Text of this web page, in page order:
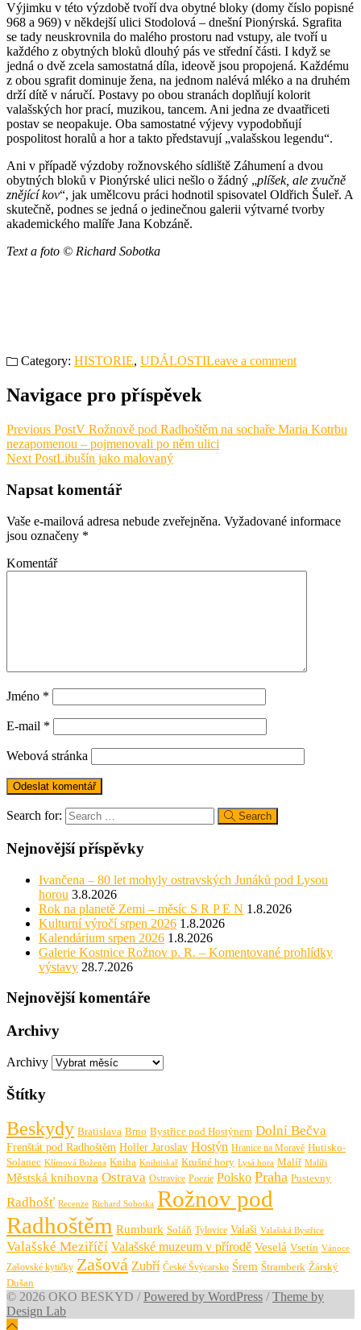
Výjimku v této výzdobě tvoří dva obytné bloky (domy číslo popisné
968 a 969) v někdejší ulici Stodolová – dnešní Pionýrská. Sgrafita
se tady neuskrovnila do malého prostoru nad vstupy, ale tvoří u
každého z obytných bloků dlouhý pás ve střední části. I když se
jedná o dvě zcela samostatná díla, ideově jsou propojená. Každému
z obou sgrafit dominuje žena, na jednom nalévá mléko a na druhém
drží dítě v náručí. Postavy po obou stranách doplňují kolorit
valašských hor prací, muzikou, tancem. Ani jedna ze dvaatřiceti
postav se neopakuje. Oba samostatné výjevy vypodobňují
pospolitost horalů a hor a takto představují „valašskou legendu“.
Ani v případě výzdoby rožnovského sídliště Záhumení a dvou
obytných bloků v Pionýrské ulici nešlo o žádný „plíšek, ale zvučně
znějící kov“, jak umělcovu práci hodnotil spisovatel Oldřich Šuleř. A
skutečně, podnes se jedná o jedinečnou galerii výtvarné tvorby
akademického malíře Jana Kobzáně.
Text a foto © Richard Sobotka
Category: HISTORIE, UDÁLOSTILeave a comment
Navigace pro příspěvek
Previous PostV Rožnově pod Radhoštěm na sochaře Maria Kotrbu
nezapomenou – pojmenovali po něm ulici
Next PostLibušín jako malovaný
Napsat komentář
Vaše e-mailová adresa nebude zveřejněna. Vyžadované informace
jsou označeny *
Komentář
Jméno *
E-mail *
Webová stránka
Search for: Search
Nejnovější příspěvky
Ivančena – 80 let mohyly ostravských Junáků pod Lysou
horou 3.8.2026
Rok na planetě Zemi – měsíc S R P E N 1.8.2026
Kulturní výročí srpen 2026 1.8.2026
Kalendárium srpen 2026 1.8.2026
Galerie Kostnice Rožnov p. R. – Komentované prohlídky
výstavy 28.7.2026
Nejnovější komentáře
Archivy
Archivy
Štítky
Beskydy Bratislava Brno Bystřice pod Hostýnem Dolní Bečva
Frenštát pod Radhoštěm Holler Jaroslav Hostýn Hranice na Moravě Hutisko-
Solanec Klímová Božena Kniha Knihtiskař Krušné hory Lysá hora Malíř Malíři
Městská knihovna Ostrava Ostravice Poezie Polsko Praha Pustevny
Radhošť Recenze Richard Sobotka Rožnov pod
Radhoštěm Rumburk Soláň Tylovice Valaši Valašská Bystřice
Valašské Meziříčí Valašské muzeum v přírodě Veselá Vsetín Vánoce
Zašovské kytičky Zašová Zubří České Švýcarsko Śrem Štramberk Žárský
Dušan
© 2026 OKO BESKYD / Powered by WordPress /Theme by
Design Lab